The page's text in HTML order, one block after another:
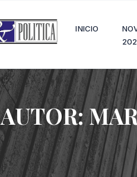
INICIO
AUTOR: